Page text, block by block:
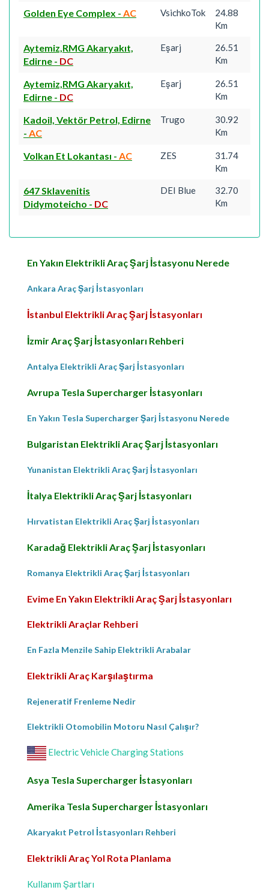
Golden Eye Complex - AC VsichkoTok
24.88
Km
Aytemiz,RMG Akaryakıt,
Edirne - DC
Eşarj
26.51
Km
Aytemiz,RMG Akaryakıt,
Edirne - DC
Eşarj
26.51
Km
Kadoil, Vektör Petrol, Edirne
- AC
Trugo
30.92
Km
Volkan Et Lokantası - AC ZES
31.74
Km
647 Sklavenitis
Didymoteicho - DC
DEI Blue
32.70
Km
En Yakın Elektrikli Araç Şarj İstasyonu Nerede
Ankara Araç Şarj İstasyonları
İstanbul Elektrikli Araç Şarj İstasyonları
İzmir Araç Şarj İstasyonları Rehberi
Antalya Elektrikli Araç Şarj İstasyonları
Avrupa Tesla Supercharger İstasyonları
En Yakın Tesla Supercharger Şarj İstasyonu Nerede
Bulgaristan Elektrikli Araç Şarj İstasyonları
Yunanistan Elektrikli Araç Şarj İstasyonları
İtalya Elektrikli Araç Şarj İstasyonları
Hırvatistan Elektrikli Araç Şarj İstasyonları
Karadağ Elektrikli Araç Şarj İstasyonları
Romanya Elektrikli Araç Şarj İstasyonları
Evime En Yakın Elektrikli Araç Şarj İstasyonları
Elektrikli Araçlar Rehberi
En Fazla Menzile Sahip Elektrikli Arabalar
Elektrikli Araç Karşılaştırma
Rejeneratif Frenleme Nedir
Elektrikli Otomobilin Motoru Nasıl Çalışır?
Electric Vehicle Charging Stations
Asya Tesla Supercharger İstasyonları
Amerika Tesla Supercharger İstasyonları
Akaryakıt Petrol İstasyonları Rehberi
Elektrikli Araç Yol Rota Planlama
Kullanım Şartları